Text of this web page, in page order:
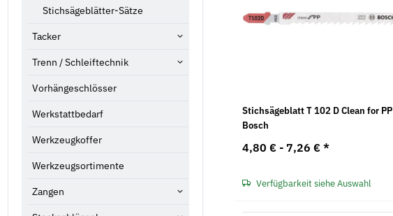
Stichsägeblatt T 102 D Clean for PP
Bosch
4,80 € - 7,26 €*
Verfügbarkeit siehe Auswahl
Stichsägeblätter-Sätze
Tacker
Trenn / Schleiftechnik
Vorhängeschlösser
Werkstattbedarf
Werkzeugkoffer
Werkzeugsortimente
Zangen